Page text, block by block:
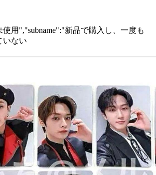
使用","subname":"新品で購入し、一度も
いない